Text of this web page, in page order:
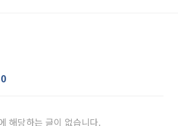
0
해당하는 글이 없습니다.